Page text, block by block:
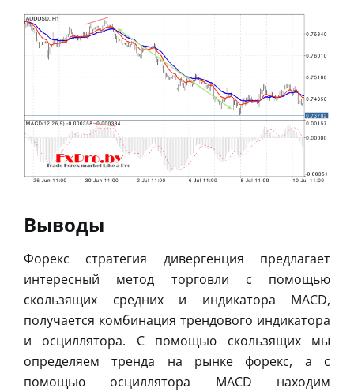
Выводы
Форекс стратегия дивергенция предлагает
интересный метод торговли с помощью
скользящих средних и индикатора MACD,
получается комбинация трендового индикатора
и осциллятора. С помощью скользящих мы
определяем тренда на рынке форекс, а с
помощью осциллятора MACD находим